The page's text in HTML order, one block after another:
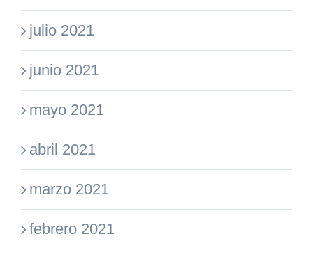
julio 2021
junio 2021
mayo 2021
abril 2021
marzo 2021
febrero 2021